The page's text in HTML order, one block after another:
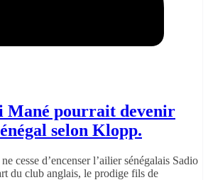
Mané pourrait devenir
selon Klopp.
cesse d’encenser l’ailier sénégalais Sadio
du club anglais, le prodige fils de